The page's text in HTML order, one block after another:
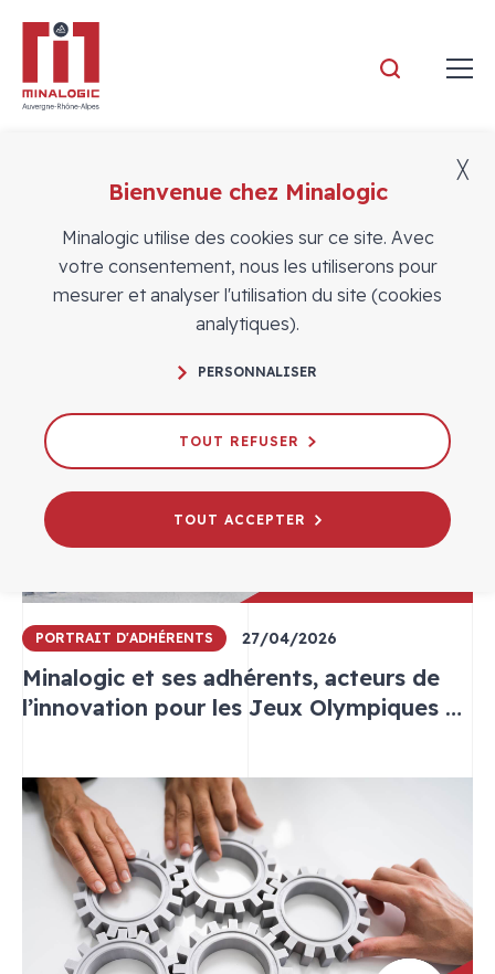
PORTRAIT D'ADHÉRENTS 27/04/2026
Minalogic et ses adhérents, acteurs de
l’innovation pour les Jeux Olympiques et
Bienvenue chez Minalogic
Minalogic utilise des cookies sur ce site. Avec
votre consentement, nous les utiliserons pour
mesurer et analyser l'utilisation du site (cookies
analytiques).
PERSONNALISER
TOUT REFUSER
TOUT ACCEPTER
╳